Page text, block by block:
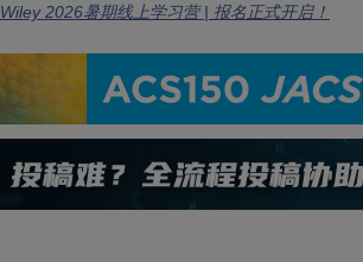
Wiley 2026暑期线上学习营 | 报名正式开启！